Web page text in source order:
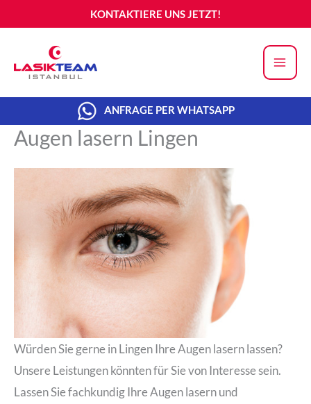
Inhalt
KONTAKTIERE UNS JETZT!
ANFRAGE PER WHATSAPP
Augen lasern Lingen
Würden Sie gerne in Lingen Ihre Augen lasern lassen?
Unsere Leistungen könnten für Sie von Interesse sein.
Lassen Sie fachkundig Ihre Augen lasern und